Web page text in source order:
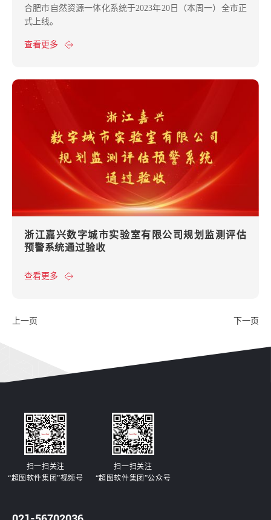
合肥市自然资源一体化系统于2023年20日（本周一）全市正
式上线。
查看更多
浙江嘉兴数字城市实验室有限公司规划监测评估
预警系统通过验收
查看更多
上一页 下一页
扫一扫关注
“超图软件集团”视频号
扫一扫关注
“超图软件集团”公众号